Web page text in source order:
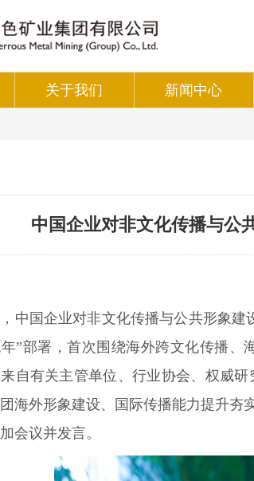
关于我们 新闻中心
中国企业对非文化传播与公
中国企业对非文化传播与公共形象
”部署，首次围绕海外跨文化传播
自有关主管单位、行业协会、权威
海外形象建设、国际传播能力提升夯
会议并发言。